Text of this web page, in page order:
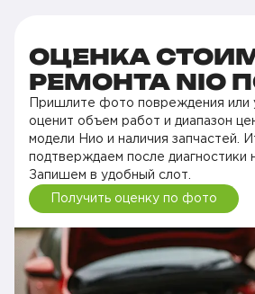
ОЦЕНКА
РЕМОНТА NIO
Пришлите фото повреждения или
оценит объем работ и диапазон
модели Нио и наличия запчастей.
подтверждаем после диагностики
Запишем в удобный слот.
Получить оценку по фото